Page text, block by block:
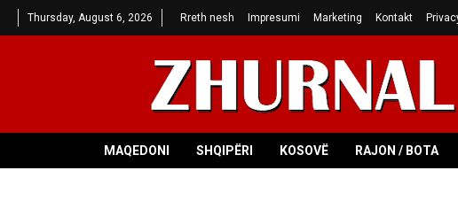
Thursday, August 6, 2026 Rreth nesh Impresumi Marketing Kontakt
MAQEDONI SHQIPËRI KOSOVË RAJON / BOTA